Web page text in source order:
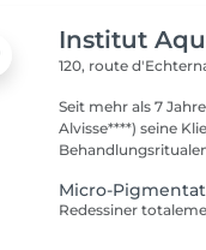
Institut
120, route
Seit mehr als 7
Alvisse****) seine
Micro-